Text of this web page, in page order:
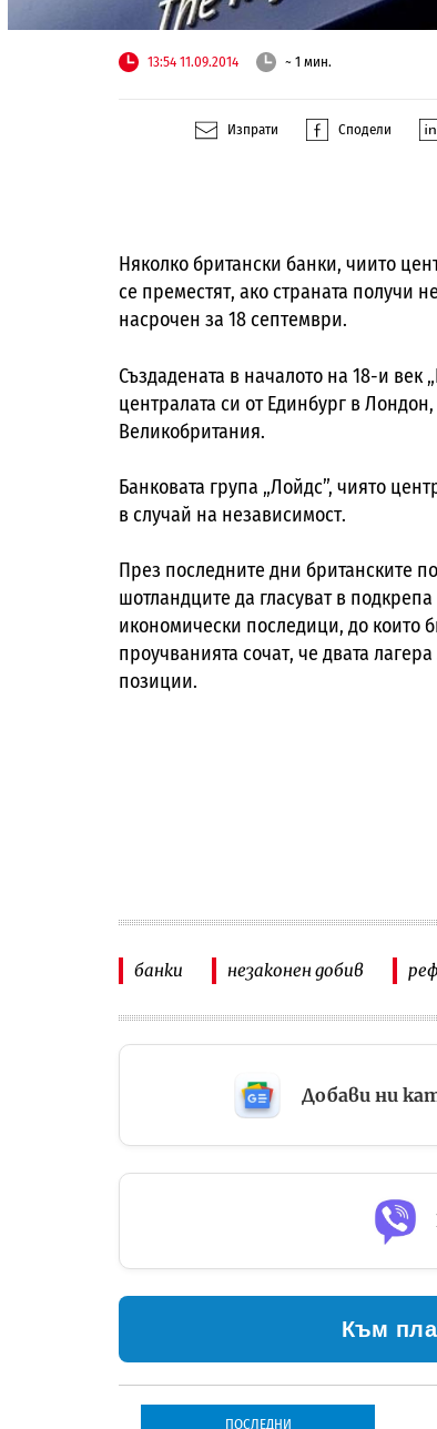
13:54 11.09.2014 ~ 1 мин.
Изпрати Сподели
Няколко британски банки, чиито
се преместят, ако страната получи
насрочен за 18 септември.
Създадената в началото на 18-и
централата си от Единбург в
Великобритания.
Банковата група „Лойдс”, чиято
в случай на независимост.
През последните дни британските
шотландците да гласуват в
икономически последици, до които
проучванията сочат, че двата
позиции.
банки незаконен добив
Добави ни
Към
ПОСЛЕДНИ